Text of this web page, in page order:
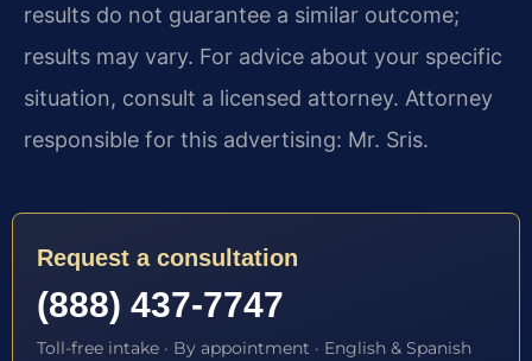
results do not guarantee a similar outcome;
results may vary. For advice about your specific
situation, consult a licensed attorney. Attorney
responsible for this advertising: Mr. Sris.
Request a consultation
(888) 437-7747
Toll-free intake · By appointment · English & Spanish